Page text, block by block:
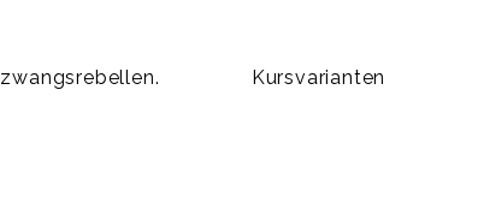
zwangsrebellen. Kursvarianten